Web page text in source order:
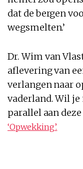
dat de bergen
wegsmelten.’
Dr. Wim van
aflevering van
verlangen naar
vaderland. Wil je
parallel aan
‘Opwekking’.